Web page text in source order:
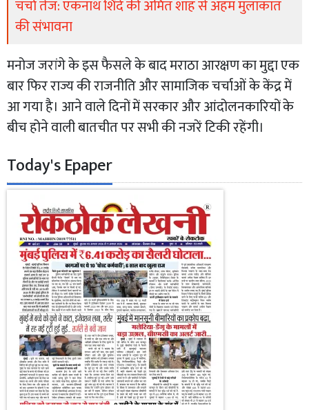
चर्चा तेज: एकनाथ शिंदे की अमित शाह से अहम मुलाकात
की संभावना
मनोज जरांगे के इस फैसले के बाद मराठा आरक्षण का मुद्दा एक
बार फिर राज्य की राजनीति और सामाजिक चर्चाओं के केंद्र में
आ गया है। आने वाले दिनों में सरकार और आंदोलनकारियों के
बीच होने वाली बातचीत पर सभी की नजरें टिकी रहेंगी।
Today's Epaper